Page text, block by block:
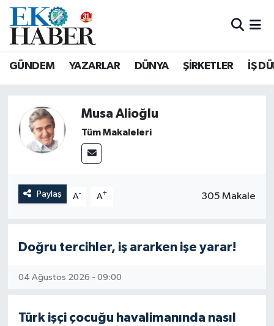
GÜNDEM YAZARLAR DÜNYA ŞİRKETLER İŞ
Musa Alioğlu
Tüm Makaleleri
Paylaş A- A+ 305 Makale
Doğru tercihler, iş ararken işe yarar!
04 Ağustos 2026 - 09:00
Türk işçi çocuğu havalimanında nasıl
Hava Durumu
Süper Lig Puan Durumu ve Fikstür
Tüm Manşetler
Haber Arşivi